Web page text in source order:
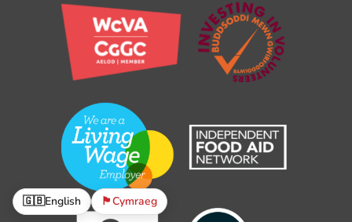
🇬🇧English 🏴󠁧󠁢󠁷󠁬󠁳󠁿Cymraeg